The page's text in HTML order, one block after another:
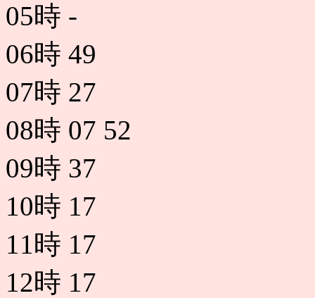
05時 -
06時 49
07時 27
08時 07 52
09時 37
10時 17
11時 17
12時 17